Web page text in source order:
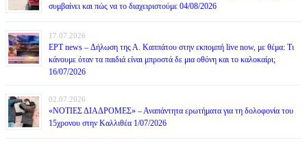
συμβαίνει και πώς να το διαχειριστούμε 04/08/2026
17.07.2026
ΕΡΤ news – Δήλωση της Α. Καππάτου στην εκπομπή live now, με θέμα: Τι
κάνουμε όταν τα παιδιά είναι μπροστά δε μια οθόνη και το καλοκαίρι;
16/07/2026
02.07.2026
«ΝΟΤΙΕΣ ΔΙΑΔΡΟΜΕΣ» – Αναπάντητα ερωτήματα για τη δολοφονία του
15χρονου στην Καλλιθέα 1/07/2026